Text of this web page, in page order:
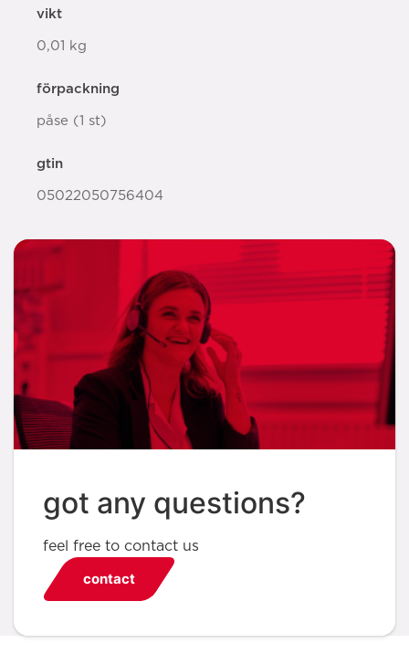
vikt
0,01 kg
förpackning
påse (1 st)
gtin
05022050756404
got any questions?
feel free to contact us
contact